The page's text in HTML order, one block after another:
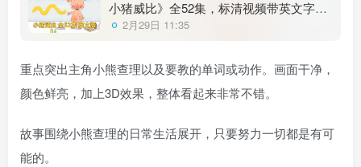
小猪威比》全52集，标清视频带英文字幕
+音频MP3，百度云网盘下载！
2月29日 11:35
重点突出主角小熊查理以及要教的单词或动作。画面干净，
颜色鲜亮，加上3D效果，整体看起来非常不错。
故事围绕小熊查理的日常生活展开，只要努力一切都是有可
能的。